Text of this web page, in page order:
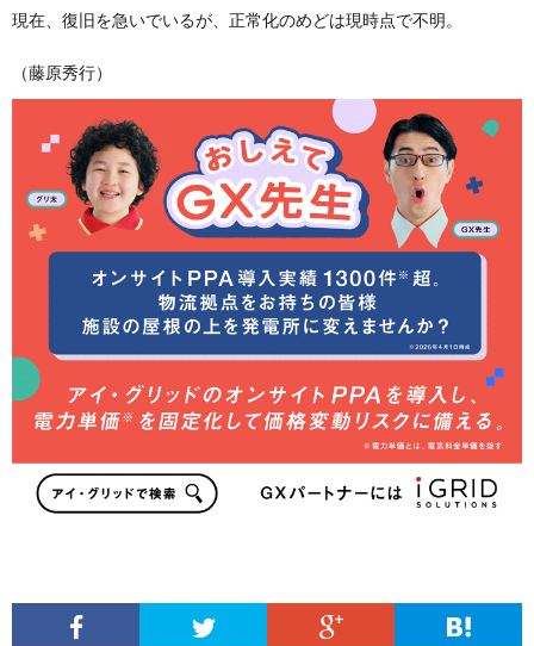
現在、復旧を急いでいるが、正常化のめどは現時点で不明。
（藤原秀行）